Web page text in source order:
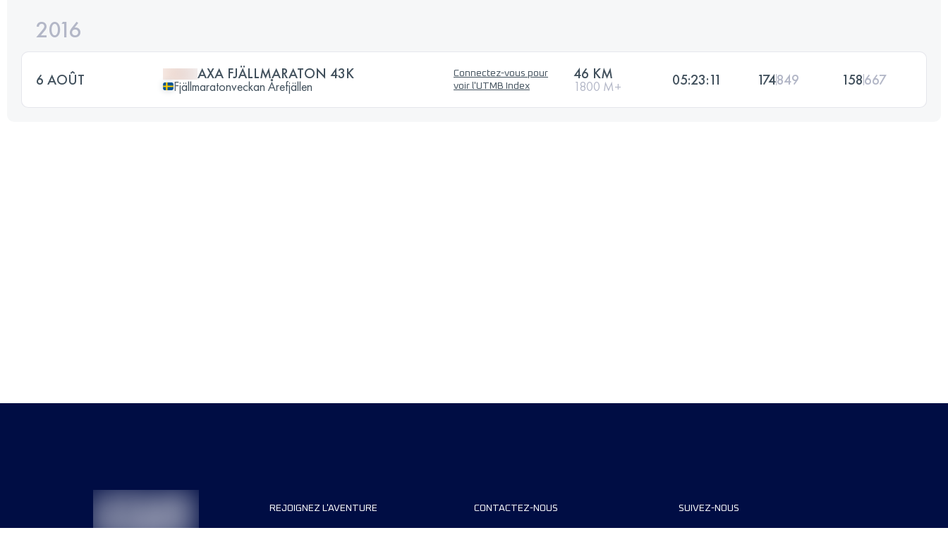
2016
6 AOÛT AXA FJÄLLMARATON 43K
Fjällmaratonveckan Årefjällen
Connectez-vous pour
voir l'UTMB Index
46 KM
1800 M+ 05:23:11 174849 158667
REJOIGNEZ L'AVENTURE CONTACTEZ-NOUS SUIVEZ-NOUS